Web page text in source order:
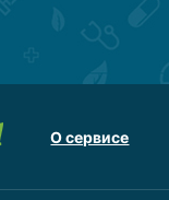
О сервисе